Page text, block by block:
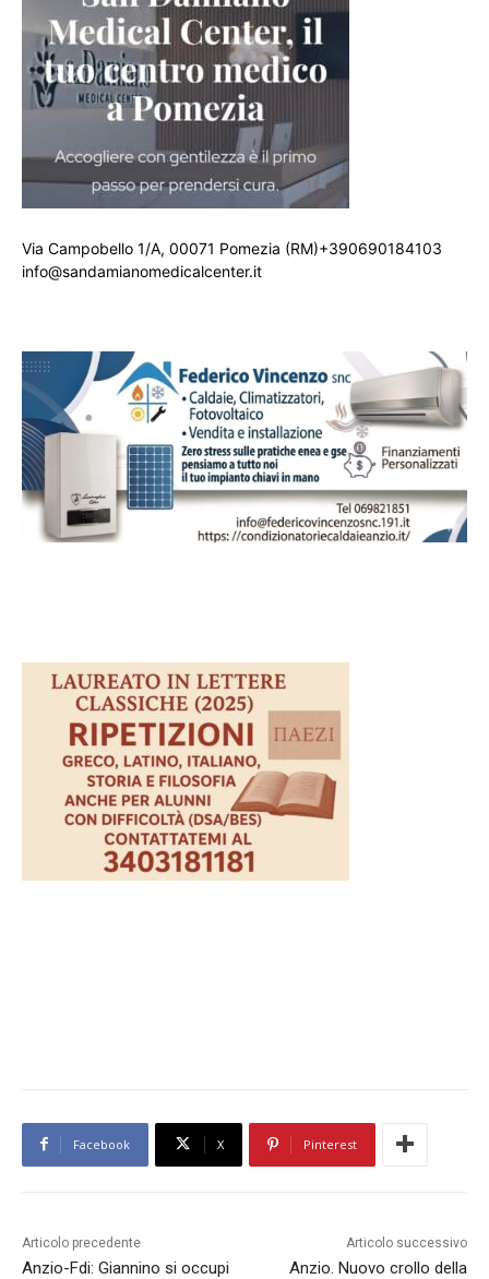
Via Campobello 1/A, 00071 Pomezia (RM)+390690184103
info@sandamianomedicalcenter.it
Facebook X Pinterest
Articolo precedente
Anzio-Fdi: Giannino si occupi
Articolo successivo
Anzio. Nuovo crollo della